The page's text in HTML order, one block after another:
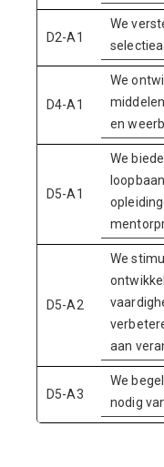
D2-A1
We
D4-A1
We
en
D5-A1
We
D5-A2
We
aan
D5-A3
We
nodig